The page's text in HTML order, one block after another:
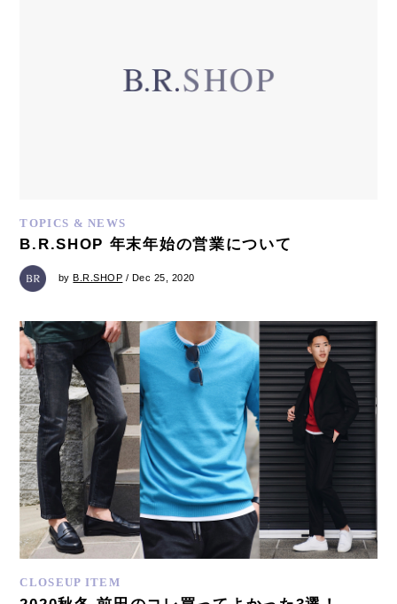
TOPICS & NEWS
B.R.SHOP 年末年始の営業について
byB.R.SHOP / Dec 25, 2020
CLOSEUP ITEM